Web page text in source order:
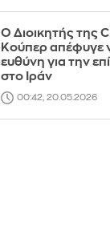
Ο Διοικητής της
Κούπερ απέφυγε
ευθύνη για την
στο Ιράν
00:42, 20.05.2026